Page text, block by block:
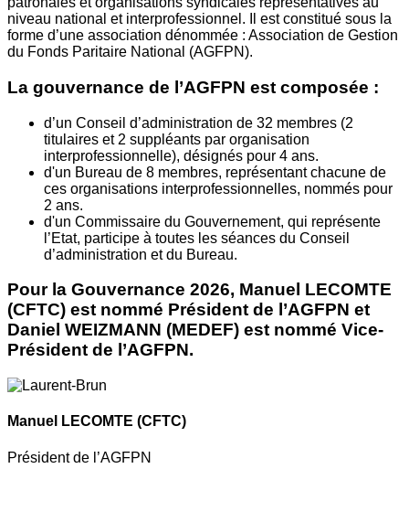
niveau national et interprofessionnel. Il est constitué sous la
forme d’une association dénommée : Association de Gestion
du Fonds Paritaire National (AGFPN).
La gouvernance de l’AGFPN est composée :
d’un Conseil d’administration de 32 membres (2
titulaires et 2 suppléants par organisation
interprofessionnelle), désignés pour 4 ans.
d'un Bureau de 8 membres, représentant chacune de
ces organisations interprofessionnelles, nommés pour
2 ans.
d'un Commissaire du Gouvernement, qui représente
l’Etat, participe à toutes les séances du Conseil
d’administration et du Bureau.
Pour la Gouvernance 2026, Manuel LECOMTE
(CFTC) est nommé Président de l’AGFPN et
Daniel WEIZMANN (MEDEF) est nommé Vice-
Président de l’AGFPN.
Manuel LECOMTE (CFTC)
Président de l’AGFPN